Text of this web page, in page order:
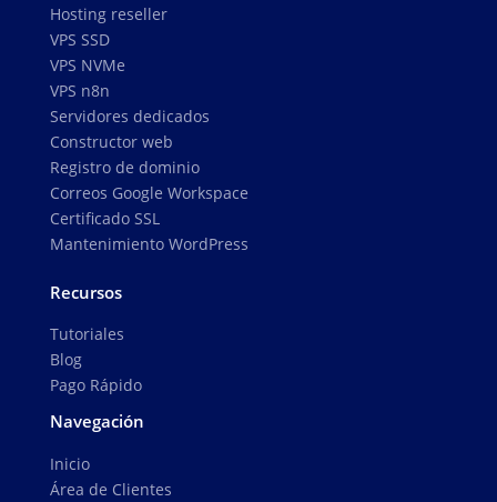
Hosting reseller
VPS SSD
VPS NVMe
VPS n8n
Servidores dedicados
Constructor web
Registro de dominio
Correos Google Workspace
Certificado SSL
Mantenimiento WordPress
Recursos
Tutoriales
Blog
Pago Rápido
Navegación
Inicio
Área de Clientes